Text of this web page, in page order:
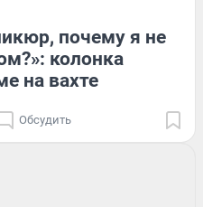
почему я не
колонка
на вахте
Обсудить